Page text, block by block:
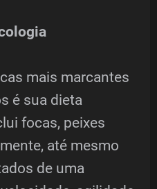
mais marcantes
é sua dieta
focas, peixes
até mesmo
de uma